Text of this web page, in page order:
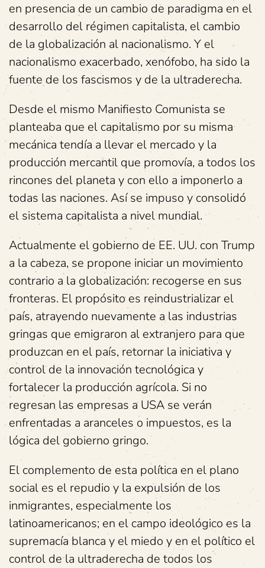
en presencia de un cambio de paradigma en el
desarrollo del régimen capitalista, el cambio
de la globalización al nacionalismo. Y el
nacionalismo exacerbado, xenófobo, ha sido la
fuente de los fascismos y de la ultraderecha.
Desde el mismo Manifiesto Comunista se
planteaba que el capitalismo por su misma
mecánica tendía a llevar el mercado y la
producción mercantil que promovía, a todos los
rincones del planeta y con ello a imponerlo a
todas las naciones. Así se impuso y consolidó
el sistema capitalista a nivel mundial.
Actualmente el gobierno de EE. UU. con Trump
a la cabeza, se propone iniciar un movimiento
contrario a la globalización: recogerse en sus
fronteras. El propósito es reindustrializar el
país, atrayendo nuevamente a las industrias
gringas que emigraron al extranjero para que
produzcan en el país, retornar la iniciativa y
control de la innovación tecnológica y
fortalecer la producción agrícola. Si no
regresan las empresas a USA se verán
enfrentadas a aranceles o impuestos, es la
lógica del gobierno gringo.
El complemento de esta política en el plano
social es el repudio y la expulsión de los
inmigrantes, especialmente los
latinoamericanos; en el campo ideológico es la
supremacía blanca y el miedo y en el político el
control de la ultraderecha de todos los